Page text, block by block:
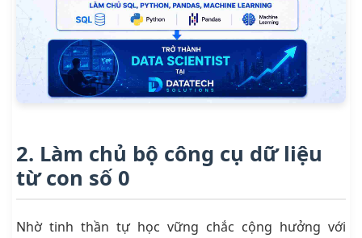
2. Làm chủ bộ công cụ dữ liệu
từ con số 0
Nhờ tinh thần tự học vững chắc cộng hưởng với